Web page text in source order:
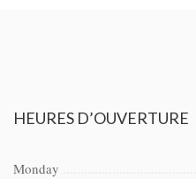
HEURES D’OUVERTURE
Monday